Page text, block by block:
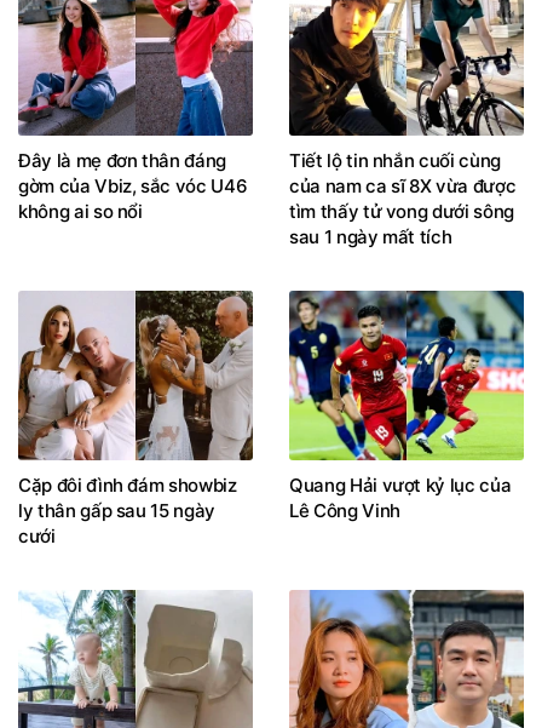
Đây là mẹ đơn thân đáng
gờm của Vbiz, sắc vóc U46
không ai so nổi
Tiết lộ tin nhắn cuối cùng
của nam ca sĩ 8X vừa được
tìm thấy tử vong dưới sông
sau 1 ngày mất tích
Cặp đôi đình đám showbiz
ly thân gấp sau 15 ngày
cưới
Quang Hải vượt kỷ lục của
Lê Công Vinh